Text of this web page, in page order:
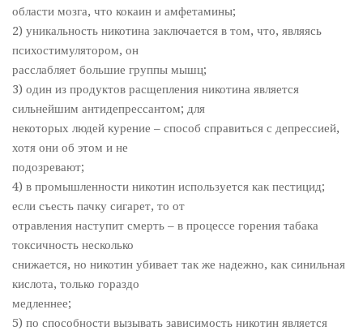
области мозга, что кокаин и амфетамины;
2) уникальность никотина заключается в том, что, являясь
психостимулятором, он
расслабляет большие группы мышц;
3) один из продуктов расщепления никотина является
сильнейшим антидепрессантом; для
некоторых людей курение – способ справиться с депрессией,
хотя они об этом и не
подозревают;
4) в промышленности никотин используется как пестицид;
если съесть пачку сигарет, то от
отравления наступит смерть – в процессе горения табака
токсичность несколько
снижается, но никотин убивает так же надежно, как синильная
кислота, только гораздо
медленнее;
5) по способности вызывать зависимость никотин является